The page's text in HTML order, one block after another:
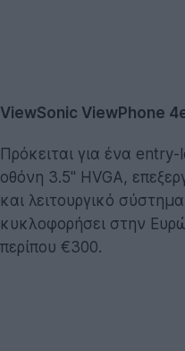
ViewSonic ViewPhone
Πρόκειται για ένα
οθόνη 3.5'' HVGA,
και λειτουργικό
κυκλοφορήσει στην
περίπου €300.